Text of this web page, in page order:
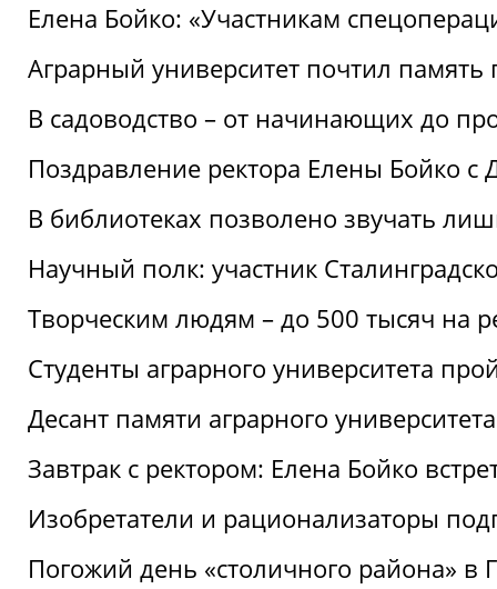
Елена Бойко: «Участникам
Аграрный университет почтил
В садоводство – от начинающих до
Поздравление ректора Елены Бойко
В библиотеках позволено звучать
Научный полк: участник
Творческим людям – до 500 тысяч на
Студенты аграрного университета
Десант памяти аграрного
Завтрак с ректором: Елена Бойко
Изобретатели и рационализаторы
Погожий день «столичного района» в